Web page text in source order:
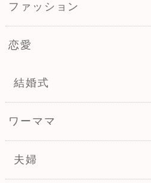
ファッション
恋愛
結婚式
ワーママ
夫婦